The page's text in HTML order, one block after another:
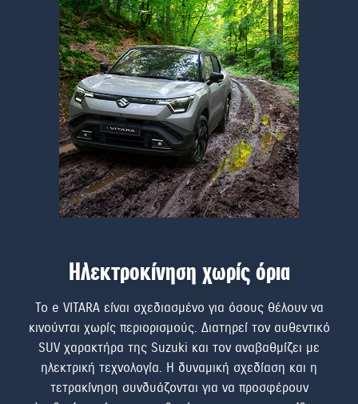
Ηλεκτροκίνηση χωρίς όρια
Το e VITARA είναι σχεδιασμένο για όσους θέλουν να
κινούνται χωρίς περιορισμούς. Διατηρεί τον αυθεντικό
SUV χαρακτήρα της Suzuki και τον αναβαθμίζει με
ηλεκτρική τεχνολογία. Η δυναμική σχεδίαση και η
τετρακίνηση συνδυάζονται για να προσφέρουν